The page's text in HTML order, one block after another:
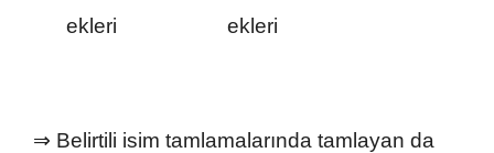
ekleri ekleri
⇒ Belirtili isim tamlamalarında tamlayan da